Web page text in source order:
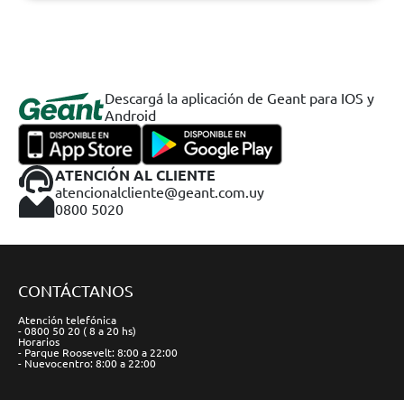
Descargá la aplicación de Geant para IOS y
Android
ATENCIÓN AL CLIENTE
atencionalcliente@geant.com.uy
0800 5020
CONTÁCTANOS
Atención telefónica
- 0800 50 20 ( 8 a 20 hs)
Horarios
- Parque Roosevelt: 8:00 a 22:00
- Nuevocentro: 8:00 a 22:00